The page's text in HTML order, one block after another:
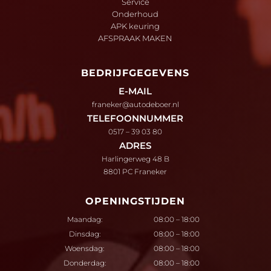
Onderhoud
APK keuring
AFSPRAAK MAKEN
BEDRIJFGEGEVENS
E-MAIL
franeker@autodeboer.nl
TELEFOONNUMMER
0517 – 39 03 80
ADRES
Harlingerweg 48 B
8801 PC Franeker
OPENINGSTIJDEN
Maandag:
08:00 – 18:00
Dinsdag:
08:00 – 18:00
Woensdag:
08:00 – 18:00
Donderdag:
08:00 – 18:00